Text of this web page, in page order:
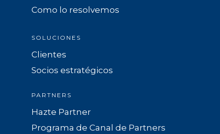
Como lo resolvemos
SOLUCIONES
Clientes
Socios estratégicos
PARTNERS
Hazte Partner
Programa de Canal de Partners